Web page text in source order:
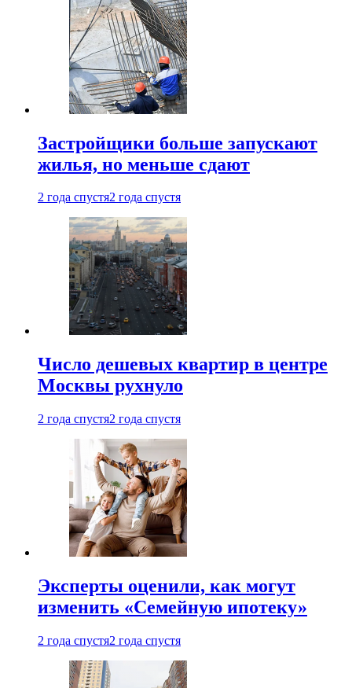
Застройщики больше запускают
жилья, но меньше сдают
2 года спустя2 года спустя
Число дешевых квартир в центре
Москвы рухнуло
2 года спустя2 года спустя
Эксперты оценили, как могут
изменить «Семейную ипотеку»
2 года спустя2 года спустя